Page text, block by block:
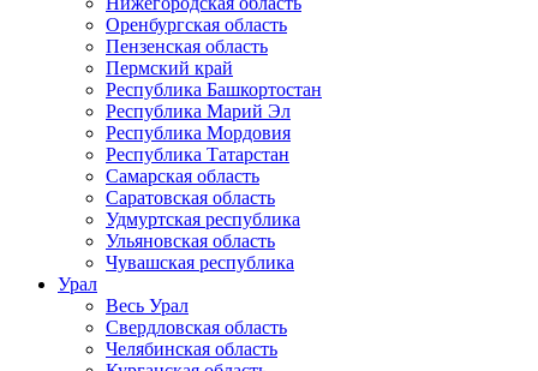
Оренбургская область
Пензенская область
Пермский край
Республика Башкортостан
Республика Марий Эл
Республика Мордовия
Республика Татарстан
Самарская область
Саратовская область
Удмуртская республика
Ульяновская область
Чувашская республика
Урал
Весь Урал
Свердловская область
Челябинская область